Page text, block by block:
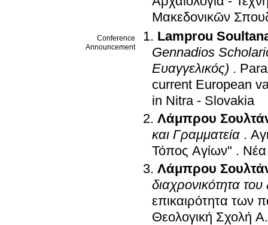
Μακεδονικῶν
Conference
Announcement
Lamprou
Gennadios
Ευαγγελικός) .
current European
in Nitra - Slovakia
Λάμπρου
και Γραμματεία .
Τόπος Αγίων" .
Λάμπρου
διαχρονικότητα
επικαιρότητα των
Θεολογική Σχολή